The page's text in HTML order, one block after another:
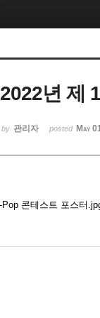
2022년 제
by 관리자 posted May